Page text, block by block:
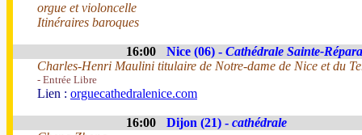
orgue et violoncelle
Itinéraires baroques
16:00 Nice (06) - Cathédrale Sainte-
Charles-Henri Maulini titulaire de Notre-dame de Nice et du
- Entrée Libre
Lien : orguecathedralenice.com
16:00 Dijon (21) - cathédrale